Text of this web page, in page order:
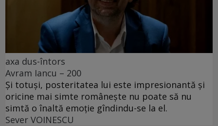
axa dus-întors
Avram Iancu – 200
Și totuși, posteritatea lui este impresionantă și
oricine mai simte românește nu poate să nu
simtă o înaltă emoție gîndindu-se la el.
Sever VOINESCU